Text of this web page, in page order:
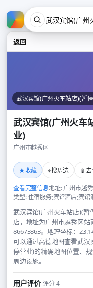
返回
武汉宾馆(广州火车站店)(暂
武汉宾馆(广州火车
业)
广州市越秀区
★收藏 ⌖搜周边 📱 去
查看完整信息地址: 广州市越
类型: 住宿服务;宾馆酒店;宾馆
武汉宾馆(广州火车站店)(暂
店，地址为广州市越秀区站
86673363。地理坐标：
可以通过高德地图查看武汉
停营业)的精确地图位置、
周边设施。
用户评价评分 4